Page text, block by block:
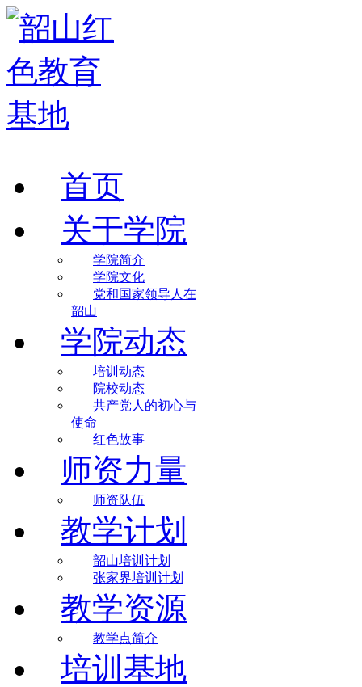
首页
关于学院
学院简介
学院文化
党和国家领导人在
韶山
学院动态
培训动态
院校动态
共产党人的初心与
使命
红色故事
师资力量
师资队伍
教学计划
韶山培训计划
张家界培训计划
教学资源
教学点简介
培训基地